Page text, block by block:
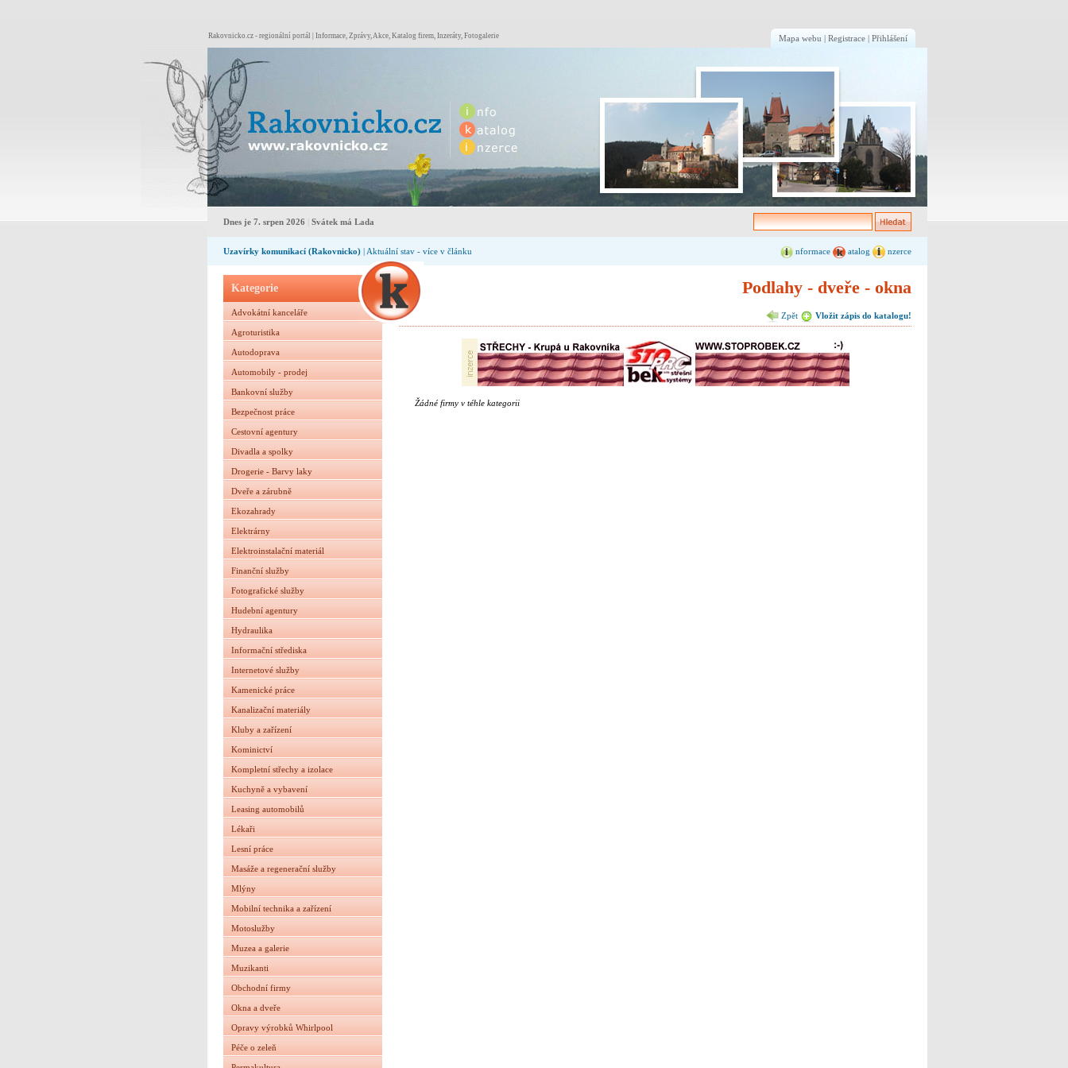
Mapa webu | Registrace | Přihlášení
Rakovnicko.cz - regionální portál | Informace, Zprávy, Akce, Katalog firem, Inzeráty, Fotogalerie
Dnes je 7. srpen 2026 Svátek má Lada
Uzavírky komunikací (Rakovnicko) | Aktuální stav - více v článku nformace atalog nzerce
Kategorie
Advokátní kanceláře
Agroturistika
Autodoprava
Automobily - prodej
Bankovní služby
Bezpečnost práce
Cestovní agentury
Divadla a spolky
Drogerie - Barvy laky
Dveře a zárubně
Ekozahrady
Elektrárny
Elektroinstalační materiál
Finanční služby
Fotografické služby
Hudební agentury
Hydraulika
Informační střediska
Internetové služby
Kamenické práce
Kanalizační materiály
Kluby a zařízení
Kominictví
Kompletní střechy a izolace
Kuchyně a vybavení
Leasing automobilů
Lékaři
Lesní práce
Masáže a regenerační služby
Mlýny
Mobilní technika a zařízení
Motoslužby
Muzea a galerie
Muzikanti
Obchodní firmy
Okna a dveře
Opravy výrobků Whirlpool
Péče o zeleň
Podlahy - dveře - okna
Zpět Vložit zápis do katalogu!
Žádné firmy v téhle kategorii